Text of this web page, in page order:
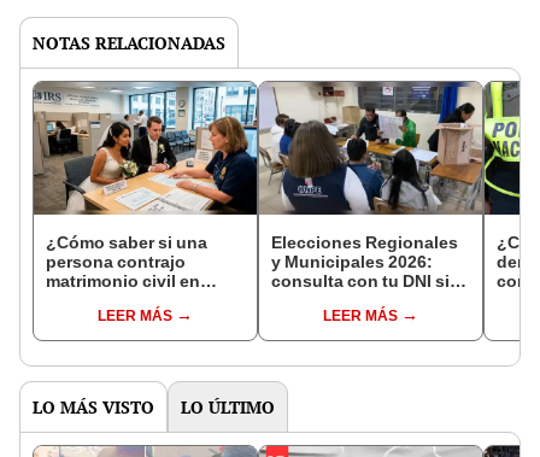
NOTAS RELACIONADAS
¿Cómo saber si una
persona contrajo
matrimonio civil en
LEER MÁS
Elecciones Regionales
y Municipales 2026:
consulta con tu DNI si
de mesa para este 4 de
octubre en el link oficial
LEER MÁS
con
LO MÁS VISTO LO ÚLTIMO